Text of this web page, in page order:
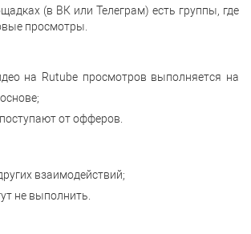
(в ВК или Телеграм) есть группы, где
просмотры.
на Rutube просмотров выполняется на
от офферов.
взаимодействий;
не выполнить.